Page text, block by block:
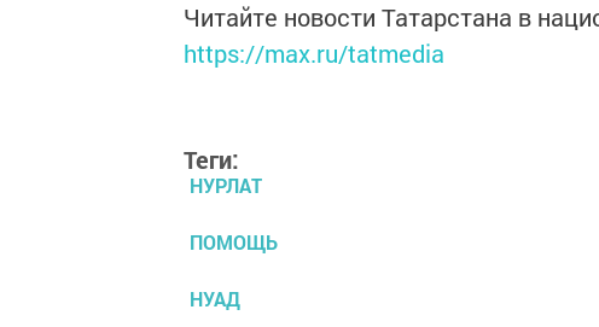
Читайте новости Татарстана в
https://max.ru/tatmedia
Теги:
НУРЛАТ
ПОМОЩЬ
НУАД